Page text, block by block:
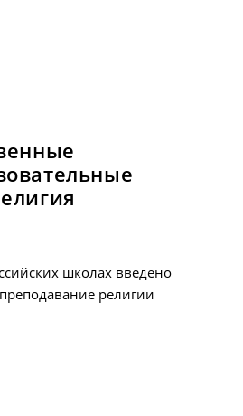
школах введено
религии